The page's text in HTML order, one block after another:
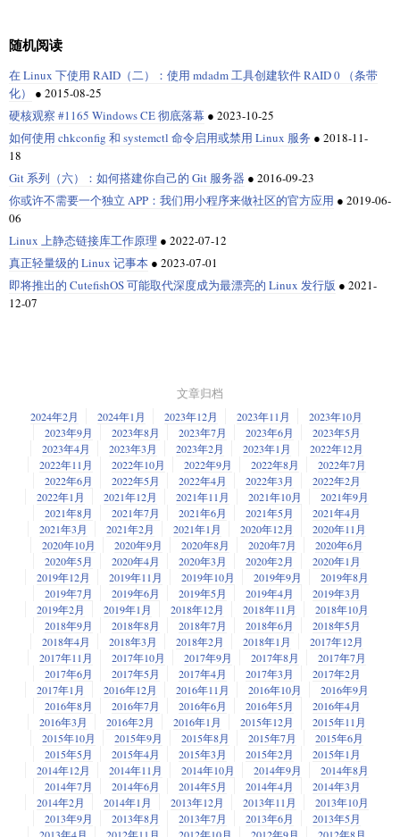
随机阅读
在 Linux 下使用 RAID（二）：使用 mdadm 工具创建软件 RAID 0 （条带
化）
● 2015-08-25
硬核观察 #1165 Windows CE 彻底落幕 ● 2023-10-25
如何使用 chkconfig 和 systemctl 命令启用或禁用 Linux 服务 ● 2018-11-
18
Git 系列（六）：如何搭建你自己的 Git 服务器 ● 2016-09-23
你或许不需要一个独立 APP：我们用小程序来做社区的官方应用 ● 2019-06-
06
Linux 上静态链接库工作原理 ● 2022-07-12
真正轻量级的 Linux 记事本 ● 2023-07-01
即将推出的 CutefishOS 可能取代深度成为最漂亮的 Linux 发行版 ● 2021-
12-07
文章归档
2024年2月 2024年1月 2023年12月 2023年11月
2023年10月
2023年9月
2023年8月 2023年7月 2023年6月
2023年5月
2023年4月
2023年3月 2023年2月 2023年1月
2022年12月
2022年11月
2022年10月 2022年9月 2022年8月
2022年7月
2022年6月
2022年5月 2022年4月 2022年3月
2022年2月
2022年1月
2021年12月 2021年11月 2021年10月
2021年9月
2021年8月
2021年7月 2021年6月 2021年5月
2021年4月
2021年3月
2021年2月 2021年1月 2020年12月
2020年11月
2020年10月
2020年9月 2020年8月 2020年7月
2020年6月
2020年5月
2020年4月 2020年3月 2020年2月
2020年1月
2019年12月
2019年11月 2019年10月 2019年9月
2019年8月
2019年7月
2019年6月 2019年5月 2019年4月
2019年3月
2019年2月
2019年1月 2018年12月 2018年11月
2018年10月
2018年9月
2018年8月 2018年7月 2018年6月
2018年5月
2018年4月
2018年3月 2018年2月 2018年1月
2017年12月
2017年11月
2017年10月 2017年9月 2017年8月
2017年7月
2017年6月
2017年5月 2017年4月 2017年3月
2017年2月
2017年1月
2016年12月 2016年11月 2016年10月
2016年9月
2016年8月
2016年7月 2016年6月 2016年5月
2016年4月
2016年3月
2016年2月 2016年1月 2015年12月
2015年11月
2015年10月
2015年9月 2015年8月 2015年7月
2015年6月
2015年5月
2015年4月 2015年3月 2015年2月
2015年1月
2014年12月
2014年11月 2014年10月 2014年9月
2014年8月
2014年7月
2014年6月 2014年5月 2014年4月
2014年3月
2014年2月
2014年1月 2013年12月 2013年11月
2013年10月
2013年9月
2013年8月 2013年7月 2013年6月
2013年5月